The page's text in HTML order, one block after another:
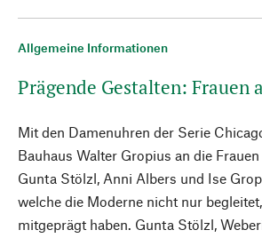
Allgemeine Informationen
Prägende Gestalten: Frauen
Mit den Damenuhren der Serie
Bauhaus Walter Gropius an die
Gunta Stölzl, Anni Albers und Ise
welche die Moderne nicht nur
mitgeprägt haben. Gunta Stölzl,